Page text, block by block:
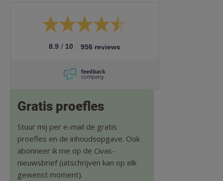
8.9 / 10 956 reviews
Gratis proefles
Stuur mij per e-mail de gratis
proefles en de inhoudsopgave. Ook
abonneer ik me op de Civas-
nieuwsbrief (uitschrijven kan op elk
gewenst moment).